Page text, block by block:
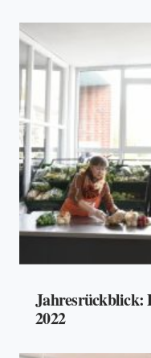
Jahresrückblick:
2022